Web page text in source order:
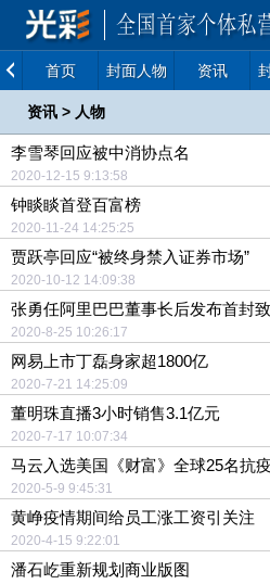
首页 封面人物 资讯
资讯 > 人物
李雪琴回应被中消协点名
2020-12-15 9:13:58
钟睒睒首登百富榜
2020-11-24 14:25:25
贾跃亭回应“被终身禁入证券市场”
2020-10-12 14:09:38
张勇任阿里巴巴董事长后发布首封
2020-8-25 10:26:17
网易上市丁磊身家超1800亿
2020-7-21 14:25:09
董明珠直播3小时销售3.1亿元
2020-7-17 10:07:34
马云入选美国《财富》全球25名抗
2020-5-9 9:45:31
黄峥疫情期间给员工涨工资引关注
2020-4-15 9:22:01
潘石屹重新规划商业版图